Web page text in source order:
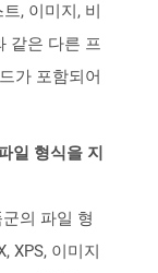
, 이미지, 비
같은 다른 프
가 포함되어
일 형식을 지
의 파일 형
XPS, 이미지